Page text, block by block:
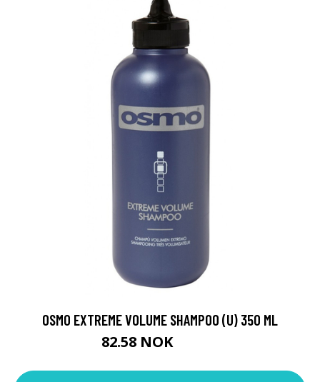
OSMO EXTREME VOLUME SHAMPOO (U) 350 ML
82.58 NOK